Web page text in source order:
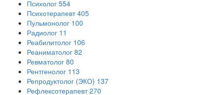
Психолог 554
Психотерапевт 405
Пульмонолог 100
Радиолог 11
Реабилитолог 106
Реаниматолог 82
Ревматолог 80
Рентгенолог 113
Репродуктолог (ЭКО) 137
Рефлексотерапевт 270